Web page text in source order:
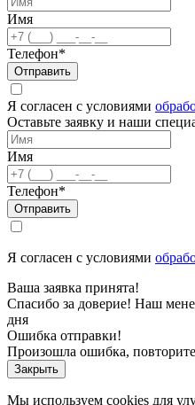
Имя
Телефон*
Отправить
Я согласен с условиями
Оставьте заявку и наши
Имя
Телефон*
Отправить
Я согласен с условиями
Ваша заявка принята!
Спасибо за доверие! Наш
дня
Ошибка отправки!
Произошла ошибка,
Закрыть
Мы используем cookies для